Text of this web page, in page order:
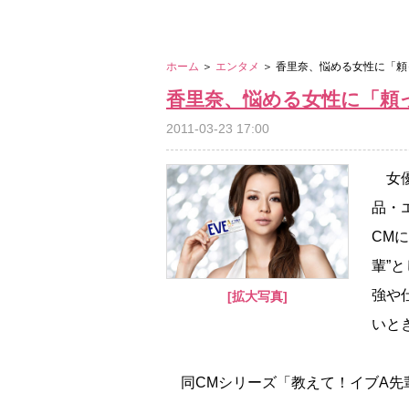
ホーム ＞ エンタメ ＞ 香里奈、悩める女性に「
香里奈、悩める女性に「
2011-03-23 17:00
[拡大写真]
女
品・
CM
輩”
強や
いと
同CMシリーズ「教えて！イブA先